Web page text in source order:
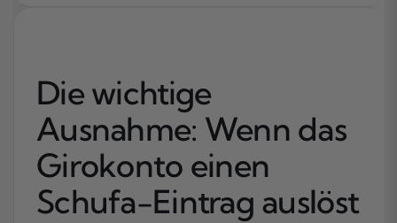
Die wichtige
Ausnahme: Wenn das
Girokonto einen
Schufa-Eintrag auslöst